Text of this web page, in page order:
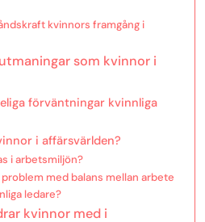
kvinnors framgång i
som kvinnor i
förväntningar kvinnliga
i affärsvärlden?
i arbetsmiljön?
med balans mellan arbete
ledare?
kvinnor med i